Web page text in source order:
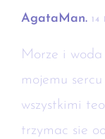
AgataMan.
Morze i woda
mojemu
wszystkimi
trzymac sie